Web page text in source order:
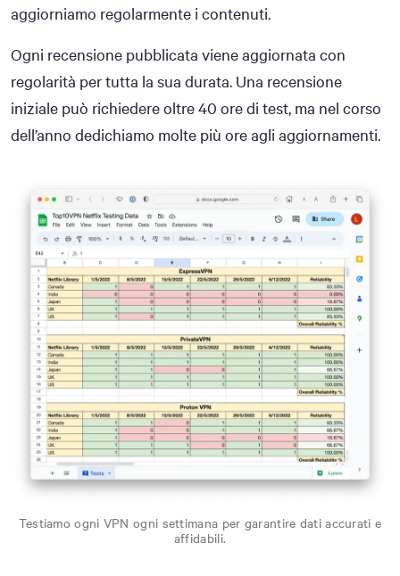
aggiorniamo regolarmente i contenuti.
Ogni recensione pubblicata viene aggiornata con
regolarità per tutta la sua durata. Una recensione
iniziale può richiedere oltre 40 ore di test, ma nel corso
dell’anno dedichiamo molte più ore agli aggiornamenti.
Testiamo ogni VPN ogni settimana per garantire dati accurati e
affidabili.